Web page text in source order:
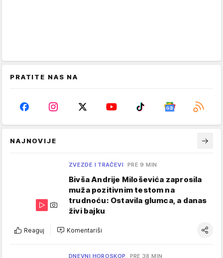
PRATITE NAS NA
NAJNOVIJE
ZVEZDE I TRAČEVI PRE 9 MIN
Bivša Andrije Miloševića zaprosila
muža pozitivnim testom na
trudnoću: Ostavila glumca, a danas
živi bajku
Reaguj Komentariši
DNEVNI HOROSKOP PRE 38 MIN